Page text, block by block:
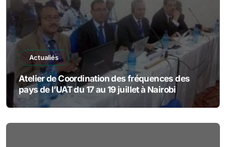
Actualiés
Atelier de Coordination des fréquences des
pays de l’UAT du 17 au 19 juillet à Nairobi